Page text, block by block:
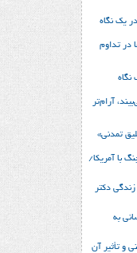
یک نگاه
در تداوم
نگاه
آرام‌تر
تمدنی»
با آمریکا/
دکتر
به
و تأثیر آن